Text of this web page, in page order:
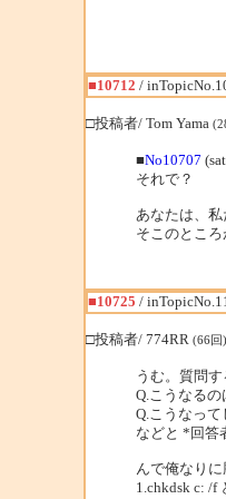
■10712 /
□投稿者/ Tom Yama
■No10707
それで？
あなたは、
そこのところ
■10725 /
□投稿者/ 774RR (66回
うむ。質問
Q.こうなる
Q.こうなっ
などと *回答
んで俺なり
1.chkdsk c: /f